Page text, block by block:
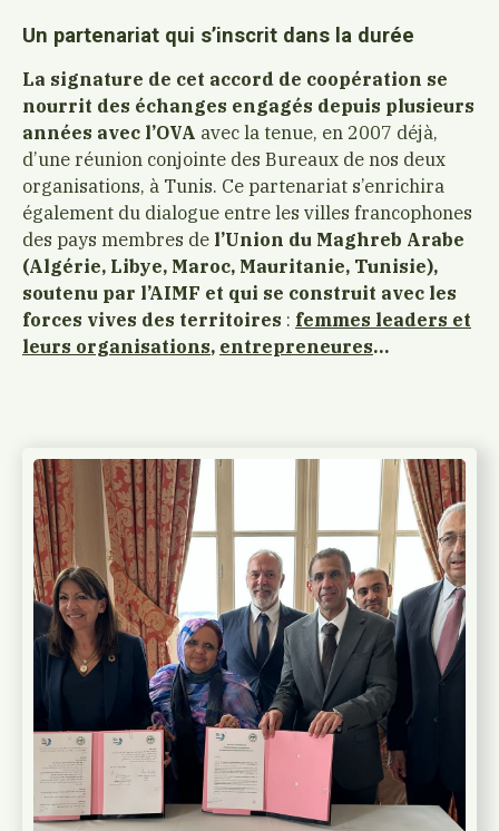
Un partenariat qui s’inscrit dans la durée
La signature de cet accord de coopération se
nourrit des échanges engagés depuis plusieurs
années avec l’OVA avec la tenue, en 2007 déjà,
d’une réunion conjointe des Bureaux de nos deux
organisations, à Tunis. Ce partenariat s’enrichira
également du dialogue entre les villes francophones
des pays membres de l’Union du Maghreb Arabe
(Algérie, Libye, Maroc, Mauritanie, Tunisie),
soutenu par l’AIMF et qui se construit avec les
forces vives des territoires : femmes leaders et
leurs organisations, entrepreneures…